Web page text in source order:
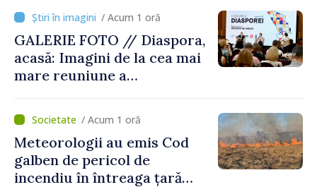
/ Acum 1 oră
GALERIE FOTO // Diaspora,
acasă: Imagini de la cea mai
mare reuniune a
hotare
/ Acum 1 oră
Meteorologii au emis Cod
galben de pericol de
incendiu în întreaga țară